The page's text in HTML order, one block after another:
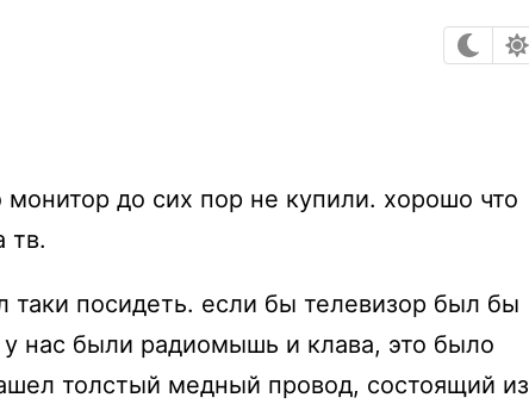
до сих пор не купили. хорошо что
тв.
посидеть. если бы телевизор был бы
нас были радиомышь и клава, это было
толстый медный провод, состоящий из